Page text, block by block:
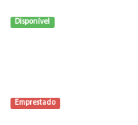
Disponível
Emprestado